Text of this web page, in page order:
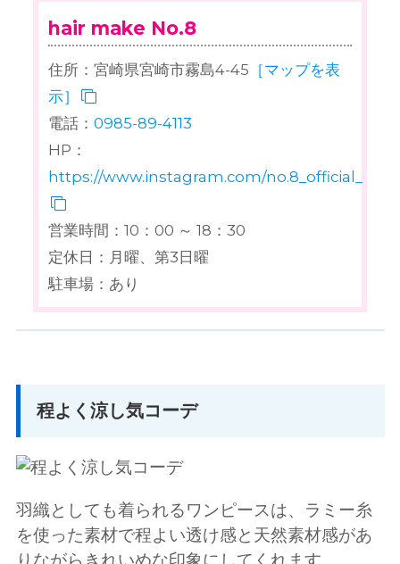
hair make No.8
住所：宮崎県宮崎市霧島4-45 ［マップを表
示］
電話：0985-89-4113
HP：
https://www.instagram.com/
営業時間：10：00 ～ 18：30
定休日：月曜、第3日曜
駐車場：あり
程よく涼し気コーデ
羽織としても着られるワンピースは、ラミー糸
を使った素材で程よい透け感と天然素材感があ
りながらきれいめな印象にしてくれます。